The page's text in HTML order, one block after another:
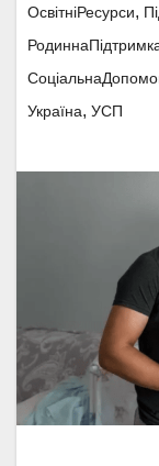
ОсвітніРесурси,
Україна, УСП